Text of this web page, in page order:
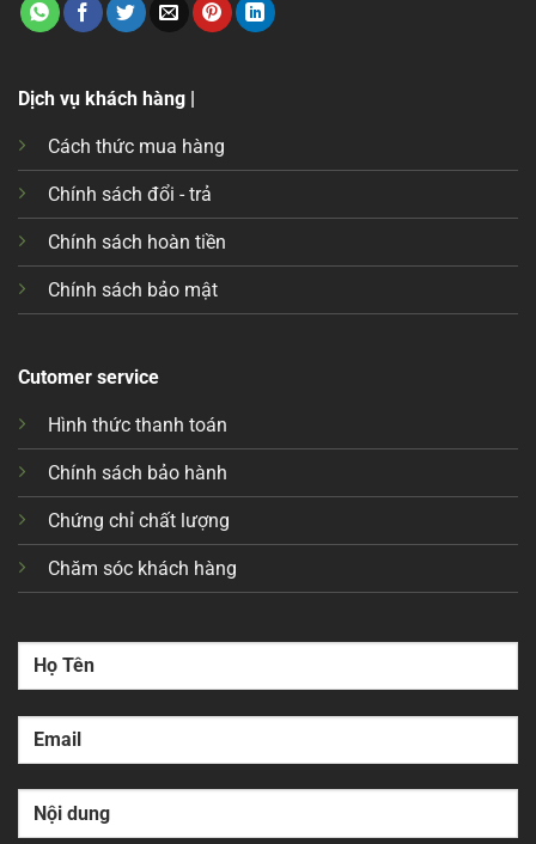
Dịch vụ khách hàng |
Cách thức mua hàng
Chính sách đổi - trả
Chính sách hoàn tiền
Chính sách bảo mật
Cutomer service
Hình thức thanh toán
Chính sách bảo hành
Chứng chỉ chất lượng
Chăm sóc khách hàng